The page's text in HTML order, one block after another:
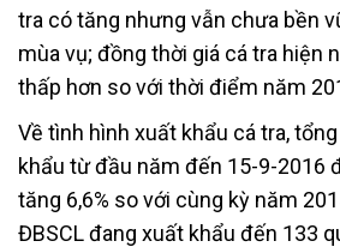
tra có tăng nhưng vẫn chưa bền
mùa vụ; đồng thời giá cá tra hiện
thấp hơn so với thời điểm năm
Về tình hình xuất khẩu cá tra,
khẩu từ đầu năm đến 15-9-2016
tăng 6,6% so với cùng kỳ năm
ĐBSCL đang xuất khẩu đến 133